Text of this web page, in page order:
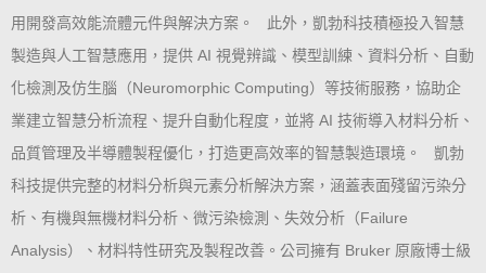
用開發高效能流體元件與解決方案。 此外，凱勃科技積極投入智慧
製造與人工智慧應用，提供 AI 視覺辨識、模型訓練、資料分析、自動
化檢測及仿生腦（Neuromorphic Computing）等技術服務，協助企
業建立智慧分析流程、提升自動化程度，並將 AI 技術導入材料分析、
品質管理及半導體製程優化，打造更高效率的智慧製造環境。 凱勃
科技提供完整的材料分析與元素分析解決方案，涵蓋表面殘留污染分
析、有機與無機材料分析、微污染檢測、失效分析（Failure
Analysis）、材料特性研究及製程改善。公司擁有 Bruker 原廠博士級